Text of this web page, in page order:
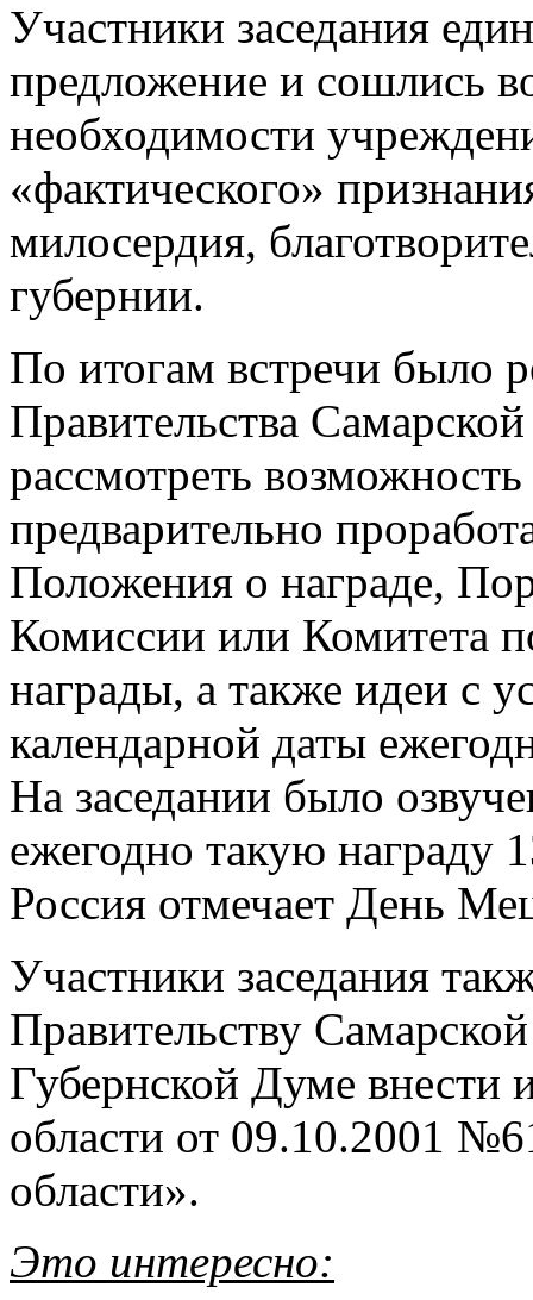
Участники заседания
предложение и сошлись
необходимости
«фактического»
милосердия,
губернии.
По итогам встречи было
Правительства
рассмотреть
предварительно
Положения о награде,
Комиссии или Комитета
награды, а также идеи с
календарной даты
На заседании было
ежегодно такую награду
Россия отмечает День
Участники заседания
Правительству
Губернской Думе внести
области от 09.10.2001
области».
Это интересно: